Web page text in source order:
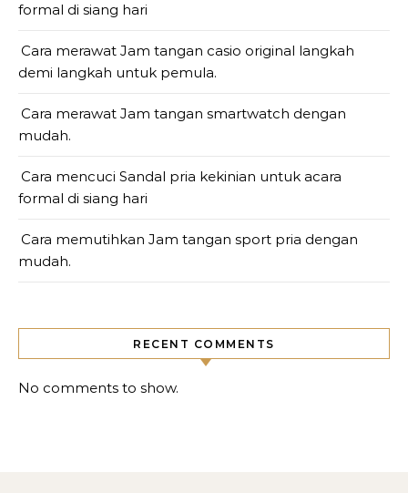
formal di siang hari
Cara merawat Jam tangan casio original langkah
demi langkah untuk pemula.
Cara merawat Jam tangan smartwatch dengan
mudah.
Cara mencuci Sandal pria kekinian untuk acara
formal di siang hari
Cara memutihkan Jam tangan sport pria dengan
mudah.
RECENT COMMENTS
No comments to show.